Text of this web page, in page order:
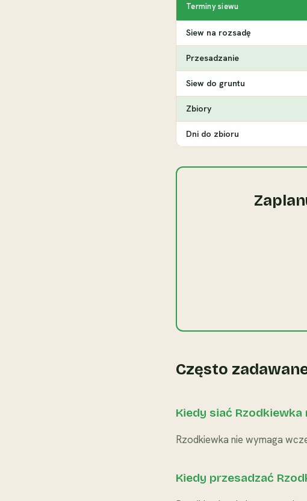
Terminy siewu
Siew na rozsadę
Przesadzanie
Siew do gruntu
Zbiory
Dni do zbioru
Często
Kiedy siać Rzodkiewka
Rzodkiewka nie wymaga
Kiedy przesadzać